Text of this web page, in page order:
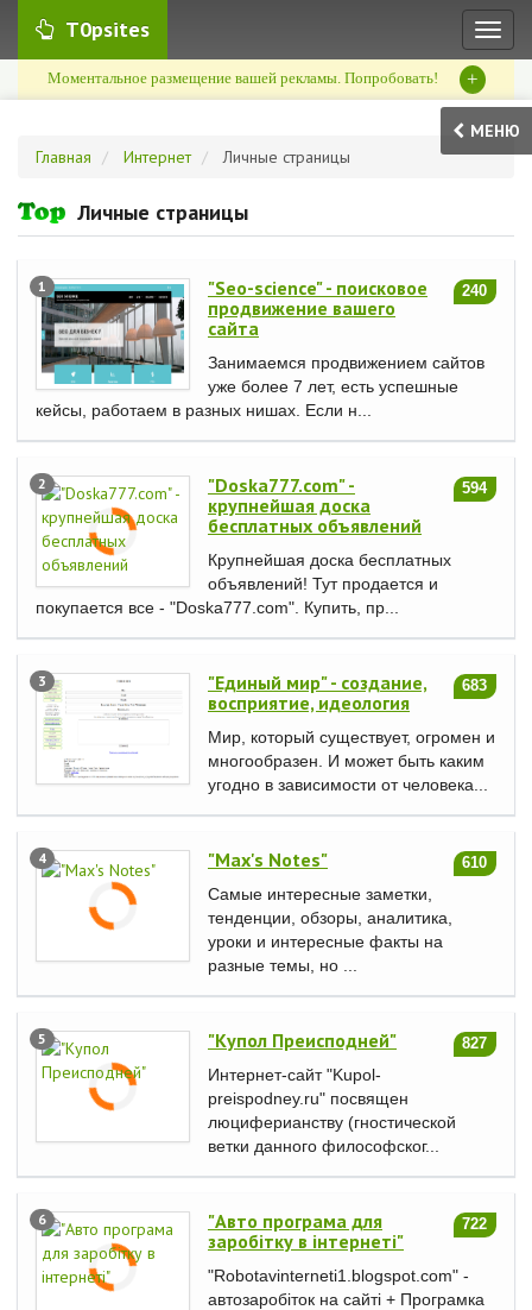
T0psites
Моментальное размещение вашей рекламы. Попробовать! +
МЕНЮ
Главная
Интернет Личные страницы
Личные страницы
1 240
"Seo-science" - поисковое
продвижение вашего
сайта
Занимаемся продвижением сайтов
уже более 7 лет, есть успешные
кейсы, работаем в разных нишах. Если н...
2 594
"Doska777.com" -
крупнейшая доска
бесплатных объявлений
Крупнейшая доска бесплатных
объявлений! Тут продается и
покупается все - "Doska777.com". Купить, пр...
3 683
"Единый мир" - создание,
восприятие, идеология
Мир, который существует, огромен и
многообразен. И может быть каким
угодно в зависимости от человека...
4 610
"Max's Notes"
Самые интересные заметки,
тенденции, обзоры, аналитика,
уроки и интересные факты на
разные темы, но ...
5 827
"Купол Преисподней"
Интернет-сайт "Kupol-
preispodney.ru" посвящен
люциферианству (гностической
ветки данного философског...
6 722
"Авто програма для
заробітку в інтернеті"
"Robotavinterneti1.blogspot.com" -
автозаробіток на сайті + Програмка